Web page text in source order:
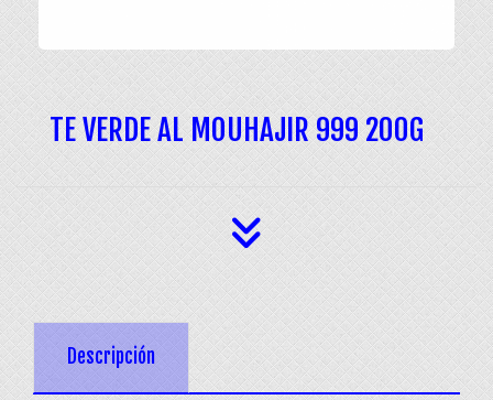
TE VERDE AL MOUHAJIR 999 200G
Descripción